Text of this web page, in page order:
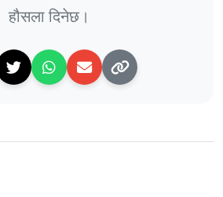
हौसला दिनेछ।